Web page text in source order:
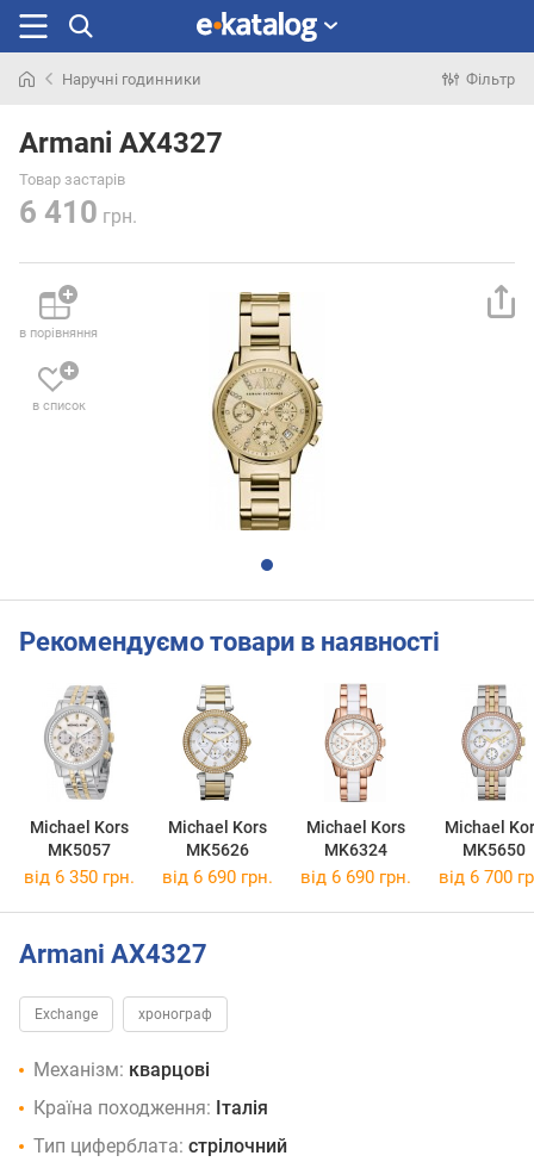
раніше
Наручні годинники Фільтр
Armani AX4327
Товар застарів
6 410 грн.
в порівняння
в список
Рекомендуємо товари в наявності
Michael Kors
MK5057
Michael Kors
MK5626
Michael Kors
MK6324
Michael
MK5650
від 6 350 грн. від 6 690 грн. від 6 690 грн. від 6 700
Armani AX4327
Exchange хронограф
Механізм: кварцові
Країна походження: Італія
Тип циферблата: стрілочний